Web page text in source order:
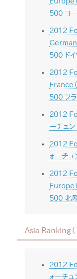
500 ヨー
2012
500 ドイ
2012
France
500 フラ
2012
ーチュン
2012
ォーチュ
2012
Europe
500 北欧
Asia Ranking（
2012
ォーチュ